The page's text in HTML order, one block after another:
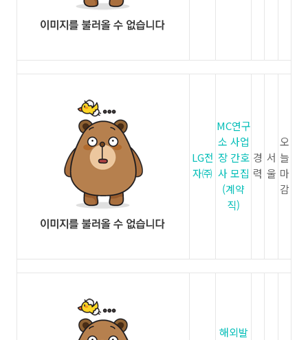
LG전
자㈜
MC연구
소 사업
장 간호
사 모집
(계약
직)
경
력
서
울
오
늘
마
감
해외발